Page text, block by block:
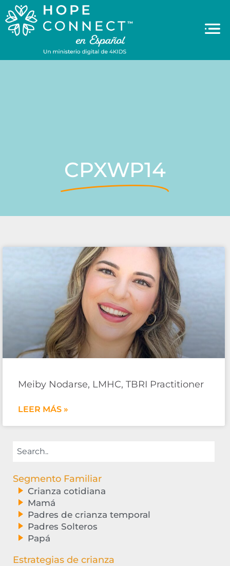
CPXWP14
Segmento Familiar
Crianza cotidiana
Mamá
Padres de crianza temporal
Padres Solteros
Papá
Estrategias de crianza
Meiby Nodarse, LMHC, TBRI Practitioner
LEER MÁS »